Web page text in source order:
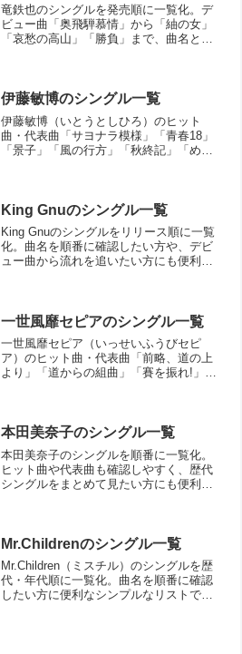
竜鉄也のシングルを発売順に一覧化。デ
ビュー曲「奥飛騨慕情」から「紬の女」
「哀愁の高山」「勝負」まで、曲名とリ
伊藤敏博のシングル一覧
伊藤敏博（いとうとしひろ）のヒット
曲・代表曲「サヨナラ模様」「青春18」
「景子」「風の行方」「秋終記」「めぐ
（リリース順）おふくろ（...
King Gnuのシングル一覧
King Gnuのシングルをリリース順に一覧
化。曲名を順番に確認したい方や、デビ
ュー曲から流れを追いたい方にも便利な
一世風靡セピアのシングル一覧
一世風靡セピア（いっせいふうびセピ
ア）のヒット曲・代表曲「前略、道の上
より」「道からの組曲」「賽を振れ!」
セピアカラー道から...
本田美奈子のシングル一覧
本田美奈子のシングルを順番に一覧化。
ヒット曲や代表曲も確認しやすく、歴代
シングルをまとめて見たい方にも便利な
Mr.Childrenのシングル一覧
Mr.Children（ミスチル）のシングルを歴
代・年代順に一覧化。曲名を順番に確認
したい方に便利なシンプルなリストで